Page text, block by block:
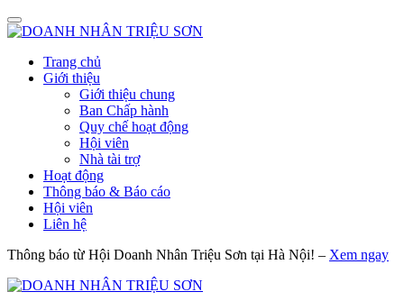
Trang chủ
Giới thiệu
Giới thiệu chung
Ban Chấp hành
Quy chế hoạt động
Hội viên
Nhà tài trợ
Hoạt động
Thông báo & Báo cáo
Hội viên
Liên hệ
Thông báo từ Hội Doanh Nhân Triệu Sơn tại Hà Nội! – Xem ngay